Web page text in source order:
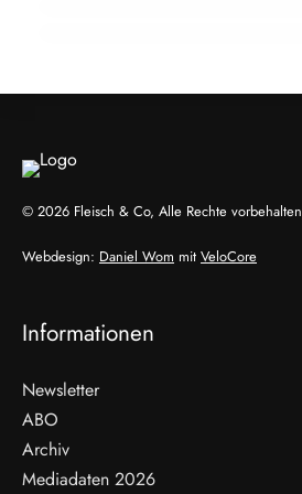
© 2026 Fleisch & Co, Alle Rechte vorbehalten
Webdesign: Daniel Wom mit VeloCore
Informationen
Newsletter
ABO
Archiv
Mediadaten 2026